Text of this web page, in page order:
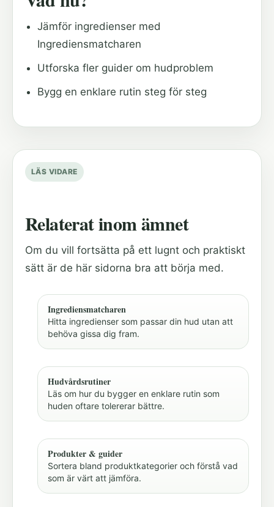
Jämför ingredienser med
Ingrediensmatcharen
Utforska fler guider om hudproblem
Bygg en enklare rutin steg för steg
LÄS VIDARE
Relaterat inom ämnet
Om du vill fortsätta på ett lugnt och praktiskt
sätt är de här sidorna bra att börja med.
Ingrediensmatcharen
Hitta ingredienser som passar din hud utan att
behöva gissa dig fram.
Hudvårdsrutiner
Läs om hur du bygger en enklare rutin som
huden oftare tolererar bättre.
Produkter & guider
Sortera bland produktkategorier och förstå vad
som är värt att jämföra.